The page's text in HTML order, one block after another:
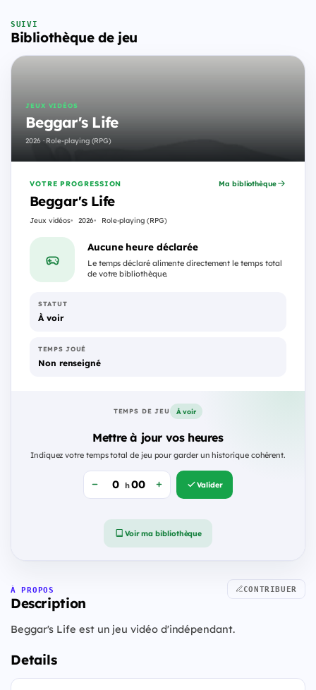
SUIVI
Bibliothèque de jeu
JEUX VIDÉOS
Beggar's Life
2026 · Role-playing (RPG)
VOTRE PROGRESSION
Beggar's Life
Jeux vidéos 2026 Role-playing (RPG)
Ma bibliothèque
Aucune heure déclarée
Le temps déclaré alimente directement le temps total
de votre bibliothèque.
STATUT
À voir
TEMPS JOUÉ
Non renseigné
TEMPS DE JEU À voir
Mettre à jour vos heures
Indiquez votre temps total de jeu pour garder un historique cohérent.
h Valider
Voir ma bibliothèque
À PROPOS
Description
CONTRIBUER
Beggar's Life est un jeu vidéo d'indépendant.
Details